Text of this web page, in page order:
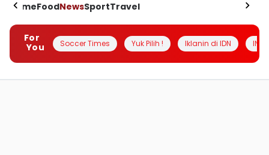
HomeFoodNewsSportTravel
For
You
Soccer Times Yuk Pilih ! Iklanin di IDN